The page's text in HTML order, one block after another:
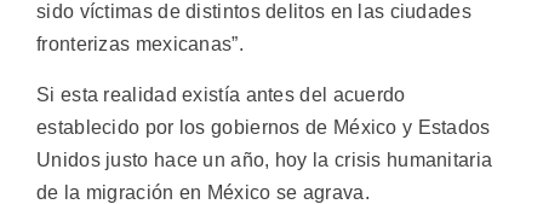
sido víctimas de distintos delitos en las ciudades
fronterizas mexicanas”.
Si esta realidad existía antes del acuerdo
establecido por los gobiernos de México y Estados
Unidos justo hace un año, hoy la crisis humanitaria
de la migración en México se agrava.